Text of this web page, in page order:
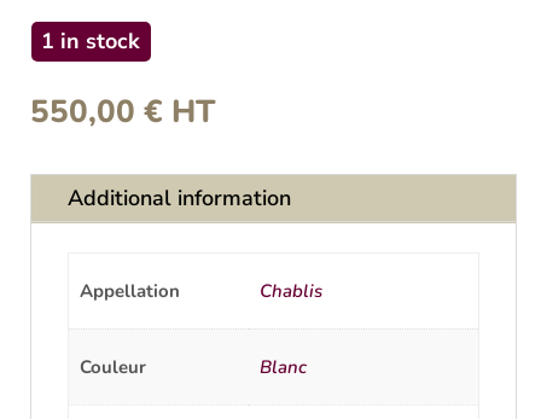
1 in stock
550,00 € HT
Additional information
Appellation Chablis
Couleur Blanc